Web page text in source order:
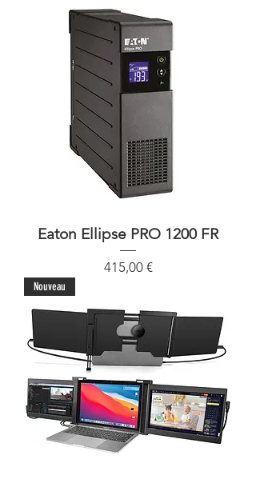
Eaton Ellipse PRO 1200 FR
Precio
415,00 €
Nouveau